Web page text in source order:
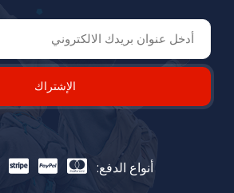
الإشتراك
أنواع الدفع: